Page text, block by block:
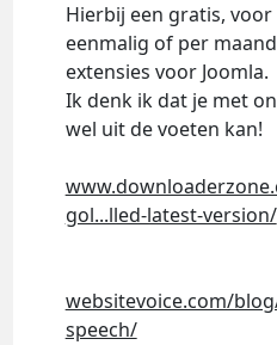
Hierbij een gratis,
eenmalig of per
extensies voor Joomla.
Ik denk ik dat je met
wel uit de voeten kan!
gol...lled-latest-version/
websitevoice.com/
speech/